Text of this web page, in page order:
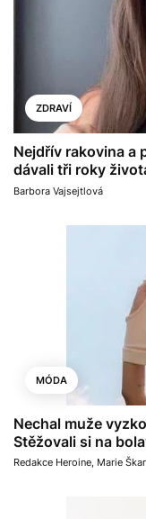
ZDRAVÍ
Nejdřív rakovina a
dávali tři roky
Barbora Vajsejtlová
MÓDA
Nechal muže
Stěžovali si na
Redakce Heroine, Marie